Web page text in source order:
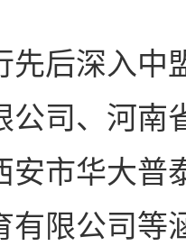
先后深入中
公司、河南
安市华大普
有限公司等